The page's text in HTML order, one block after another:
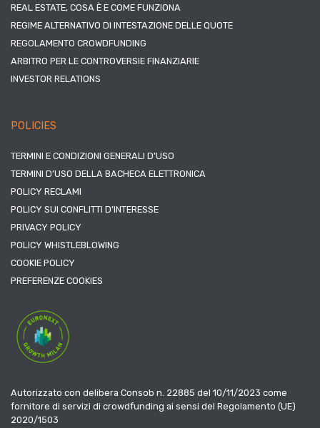
REAL ESTATE, COSA È E COME FUNZIONA
REGIME ALTERNATIVO DI INTESTAZIONE DELLE QUOTE
REGOLAMENTO CROWDFUNDING
ARBITRO PER LE CONTROVERSIE FINANZIARIE
INVESTOR RELATIONS
POLICIES
TERMINI E CONDIZIONI GENERALI D’USO
TERMINI D’USO DELLA BACHECA ELETTRONICA
POLICY RECLAMI
POLICY SUI CONFLITTI D’INTERESSE
PRIVACY POLICY
POLICY WHISTLEBLOWING
COOKIE POLICY
PREFERENZE COOKIES
Autorizzato con delibera Consob n. 22885 del 10/11/2023 come
fornitore di servizi di crowdfunding ai sensi del Regolamento (UE)
2020/1503